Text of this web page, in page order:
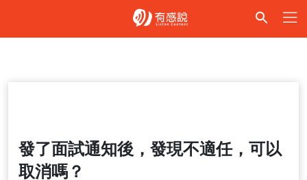
發了面試通知後，發現不適任，可以
取消嗎？